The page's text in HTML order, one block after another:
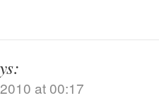
at 00:17